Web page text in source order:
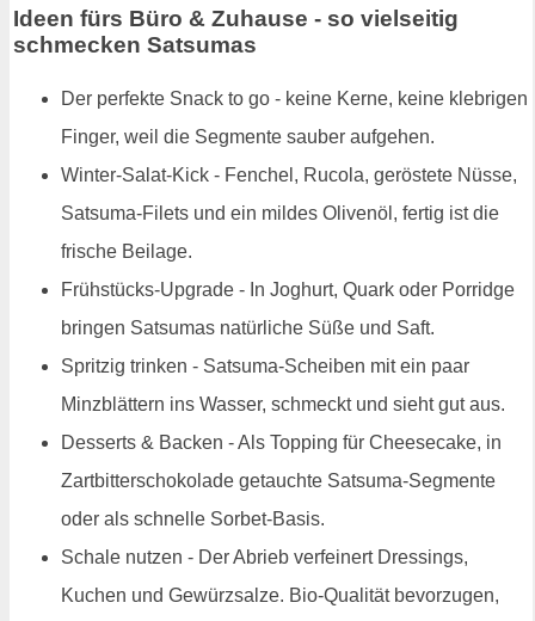
Ideen fürs Büro & Zuhause - so vielseitig
schmecken Satsumas
Der perfekte Snack to go - keine Kerne, keine klebrigen
Finger, weil die Segmente sauber aufgehen.
Winter-Salat-Kick - Fenchel, Rucola, geröstete Nüsse,
Satsuma-Filets und ein mildes Olivenöl, fertig ist die
frische Beilage.
Frühstücks-Upgrade - In Joghurt, Quark oder Porridge
bringen Satsumas natürliche Süße und Saft.
Spritzig trinken - Satsuma-Scheiben mit ein paar
Minzblättern ins Wasser, schmeckt und sieht gut aus.
Desserts & Backen - Als Topping für Cheesecake, in
Zartbitterschokolade getauchte Satsuma-Segmente
oder als schnelle Sorbet-Basis.
Schale nutzen - Der Abrieb verfeinert Dressings,
Kuchen und Gewürzsalze. Bio-Qualität bevorzugen,